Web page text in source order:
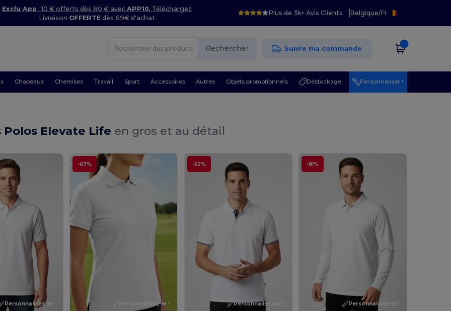
Exclu App : 10 € offerts dès 80 € avecAPP10. Téléchargez
Livraison OFFERTE dès 69€ d'achat
Plus de 3k+ Avis Clients Belgique/Fr
Rechercher Suivre ma commande
Chapeaux Chemises Travail Sport Accessoires Autres Objets promotionnels Déstockage Personnaliser !
Polos Elevate Life en gros et au détail
Personnalisez-le !
-67%
Personnalisez-le !
-52%
Personnalisez-le !
-81%
Personnalisez-le !